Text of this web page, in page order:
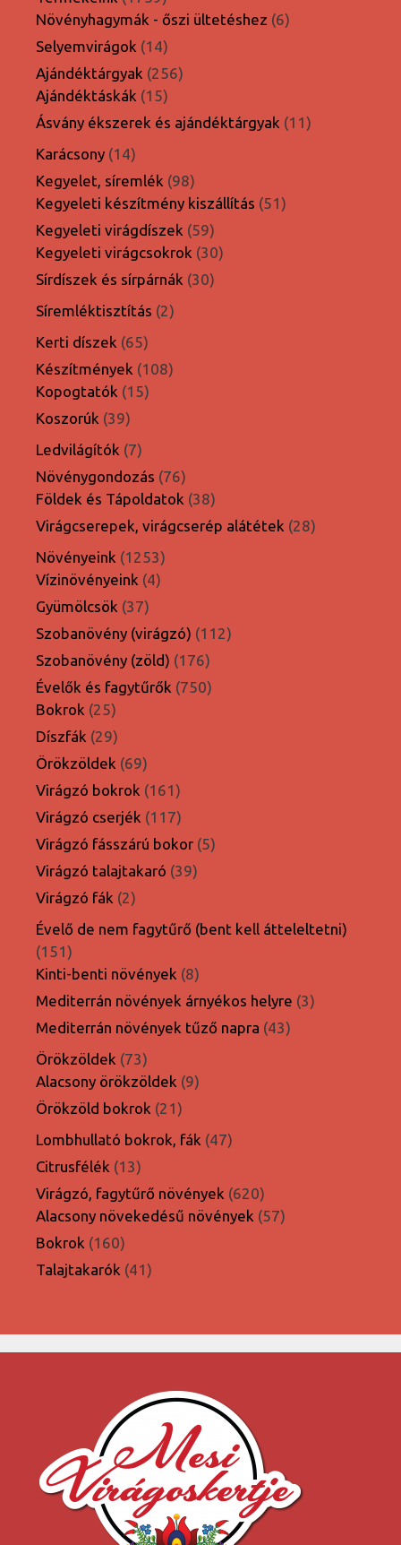
termék
Növényhagymák - őszi ültetéshez 66
Selyemvirágok 1414
termék
Ajándéktárgyak 256256
Ajándéktáskák 1515
termék
Ásvány ékszerek és ajándéktárgyak 1111
Karácsony 1414
termék
Kegyelet, síremlék 9898
termék
Kegyeleti készítmény kiszállítás 5151
Kegyeleti virágdíszek 5959
termék
Kegyeleti virágcsokrok 3030
Sírdíszek és sírpárnák 3030
Síremléktisztítás 22
Kerti díszek 6565
termék
Készítmények 108108
Kopogtatók 1515
Koszorúk 3939
termék
Ledvilágítók 77
termék
Növénygondozás 7676
termék
Földek és Tápoldatok 3838
termék
Virágcserepek, virágcserép alátétek 2828
Növényeink 12531253
termék
Vízinövényeink 44
Gyümölcsök 3737
termék
Szobanövény (virágzó) 112112
Szobanövény (zöld) 176176
termék
Évelők és fagytűrők 750750
Bokrok 2525
termék
Díszfák 2929
termék
Örökzöldek 6969
termék
Virágzó bokrok 161161
termék
Virágzó cserjék 117117
termék
Virágzó fásszárú bokor 55
Virágzó talajtakaró 3939
Virágzó fák 22
termék
Évelő de nem fagytűrő (bent kell átteleltetni)
151151
termék
Kinti-benti növények 88
termék
Mediterrán növények árnyékos helyre 33
Mediterrán növények tűző napra 4343
Örökzöldek 7373
termék
Alacsony örökzöldek 99
Örökzöld bokrok 2121
termék
Lombhullató bokrok, fák 4747
Citrusfélék 1313
termék
Virágzó, fagytűrő növények 620620
termék
Alacsony növekedésű növények 5757
Bokrok 160160
termék
Talajtakarók 4141